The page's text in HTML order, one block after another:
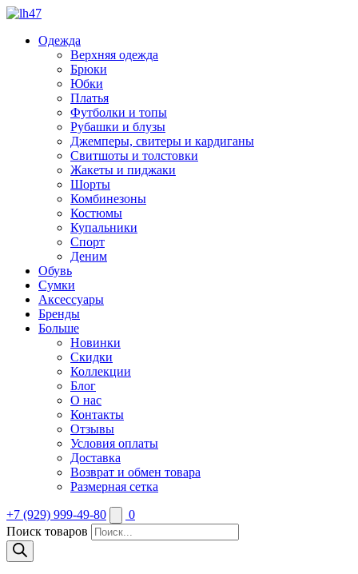
Одежда
Верхняя одежда
Брюки
Юбки
Платья
Футболки и топы
Рубашки и блузы
Джемперы, свитеры и кардиганы
Свитшоты и толстовки
Жакеты и пиджаки
Шорты
Комбинезоны
Костюмы
Купальники
Спорт
Деним
Обувь
Сумки
Аксессуары
Бренды
Больше
Новинки
Скидки
Коллекции
Блог
О нас
Контакты
Отзывы
Условия оплаты
Доставка
Возврат и обмен товара
Размерная сетка
+7 (929) 999-49-80
0
Поиск товаров